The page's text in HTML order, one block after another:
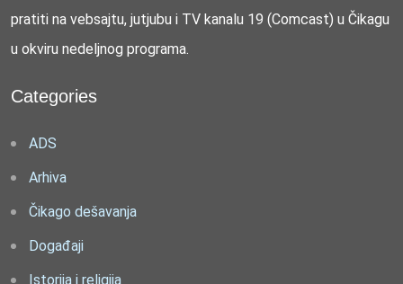
pratiti na vebsajtu, jutjubu i TV kanalu 19 (Comcast) u Čikagu
u okviru nedeljnog programa.
Categories
ADS
Arhiva
Čikago dešavanja
Događaji
Istorija i religija